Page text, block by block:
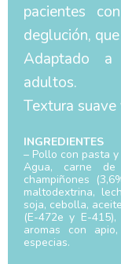
pacientes
deglución,
Adaptado
adultos.
Textura suave
INGREDIENTES
– Pollo con pasta
Agua, carne
champiñones
maltodextrina,
soja, cebolla,
(E-472e y E-
aromas con
especias.